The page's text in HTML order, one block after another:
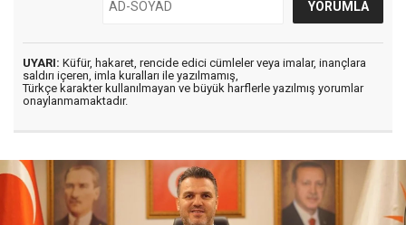
UYARI: Küfür, hakaret, rencide edici cümleler veya imalar, inançlara
saldırı içeren, imla kuralları ile yazılmamış,
Türkçe karakter kullanılmayan ve büyük harflerle yazılmış yorumlar
onaylanmamaktadır.